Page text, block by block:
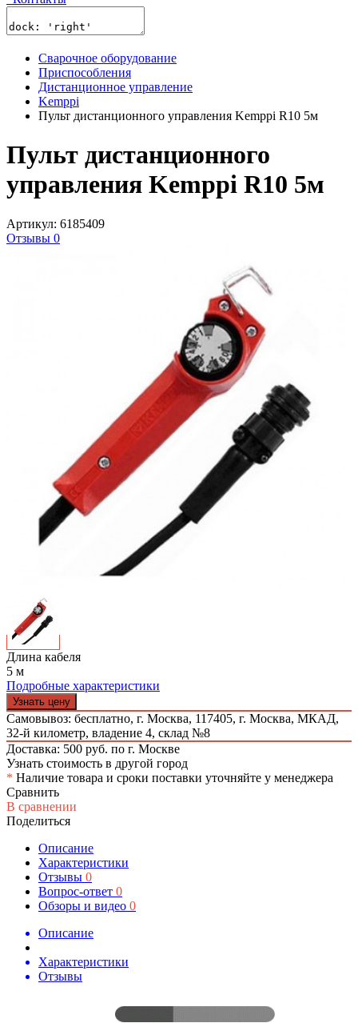
Сварочное оборудование
Приспособления
Дистанционное управление
Kemppi
Пульт дистанционного управления Kemppi R10 5м
Пульт дистанционного
управления Kemppi R10 5м
Артикул: 6185409
Отзывы 0
Длина кабеля
5 м
Подробные характеристики
Узнать цену
Самовывоз: бесплатно, г. Москва, 117405, г. Москва, МКАД,
32-й километр, владение 4, склад №8
Доставка: 500 руб. по г. Москве
Узнать стоимость в другой город
* Наличие товара и сроки поставки уточняйте у менеджера
Сравнить
В сравнении
Поделиться
Описание
Характеристики
Отзывы 0
Вопрос-ответ 0
Обзоры и видео 0
Описание
Характеристики
Отзывы